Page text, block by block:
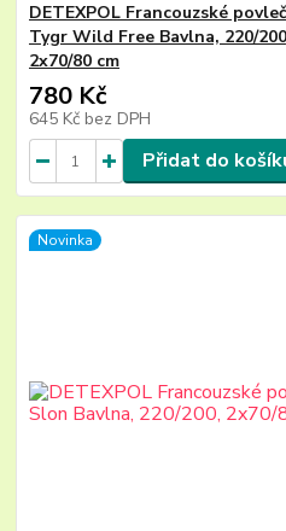
DETEXPOL Francouzské
Tygr Wild Free Bavlna, 220/
2x70/80 cm
780 Kč
645 Kč bez DPH
Přidat do
Novinka